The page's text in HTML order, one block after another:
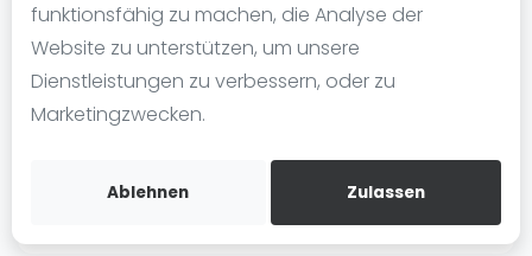
funktionsfähig zu machen, die Analyse der
Website zu unterstützen, um unsere
Dienstleistungen zu verbessern, oder zu
Marketingzwecken.
Ablehnen Zulassen
Die Geschichte von Padel
Regeln und Punktzählung
Padel Schläge
Video
maba! Padel Mannheim | Mannheim
Christian-Friedrich-Schwan-Straße 5-7
68167Mannheim
playtomic.io